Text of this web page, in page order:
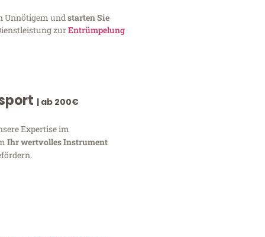
Unnötigem undstarten Sie
zurEntrümpelung
| ab 200€
Expertise im
Ihr wertvolles Instrument